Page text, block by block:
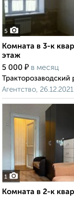
5
Комната в 3-к
этаж
5 000 ₽ в месяц
Тракторозаводский
Агентство, 26.12.2021
1
Комната в 2-к